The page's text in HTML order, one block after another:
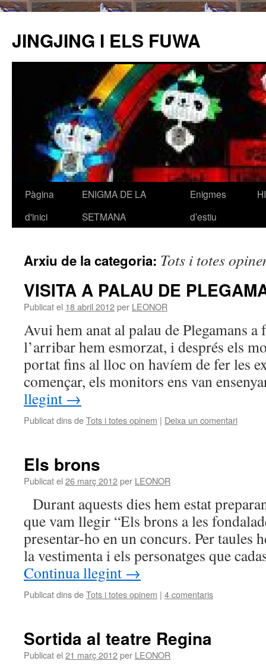
JINGJING I ELS FUWA
Vés
Pàgina
d'inici
ENIGMA DE LA
SETMANA
Enigmes
d’estiu
Arxiu de la categoria: Tots i totes
VISITA A PALAU DE
Publicat el 18 abril 2012per LEONOR
Avui hem anat al palau de Plegamans a
l’arribar hem esmorzat, i després els
portat fins al lloc on havíem de fer les
començar, els monitors ens van
llegint →
Publicat dins deTots i totes opinem | Deixa un comentari
Els brons
Publicat el 26 març 2012per LEONOR
Durant aquests dies hem estat
que vam llegir “Els brons a les
presentar-ho en un concurs. Per taules
la vestimenta i els personatges que
Continua llegint →
Publicat dins deTots i totes opinem | 4 comentaris
Sortida al teatre Regina
Publicat el 21 març 2012per LEONOR